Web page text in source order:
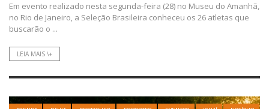
Em evento realizado nesta segunda-feira (28) no Museu do Amanhã,
no Rio de Janeiro, a Seleção Brasileira conheceu os 26 atletas que
buscarão o ...
LEIA MAIS \+